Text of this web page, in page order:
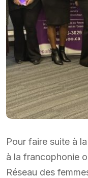
Pour faire suite à
à la francophonie
Réseau des